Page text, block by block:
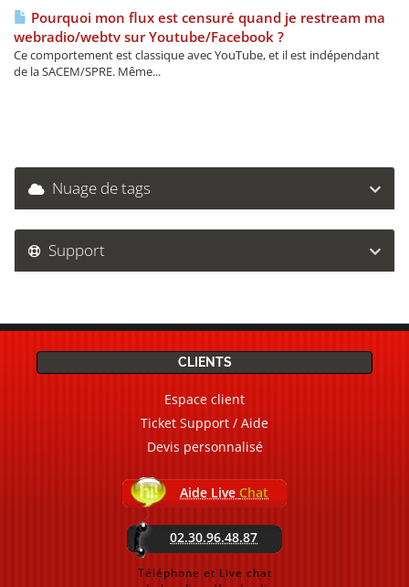
Pourquoi mon flux est censuré quand je restream ma
webradio/webtv sur Youtube/Facebook ?
Ce comportement est classique avec YouTube, et il est indépendant
de la SACEM/SPRE. Même...
Nuage de tags
Support
CLIENTS
Espace client
Ticket Support / Aide
Devis personnalisé
Aide Live Chat
02.30.96.48.87
Téléphone et Live chat